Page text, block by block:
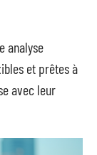
analyse
et prêtes à
avec leur